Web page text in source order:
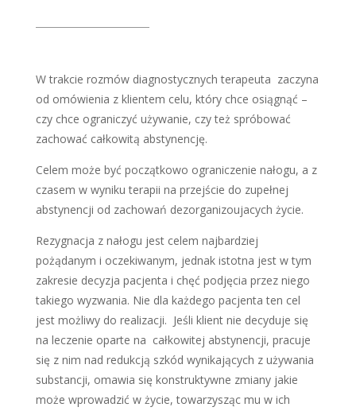
W trakcie rozmów diagnostycznych terapeuta zaczyna
od omówienia z klientem celu, który chce osiągnąć –
czy chce ograniczyć używanie, czy też spróbować
zachować całkowitą abstynencję.
Celem może być początkowo ograniczenie nałogu, a z
czasem w wyniku terapii na przejście do zupełnej
abstynencji od zachowań dezorganizoujacych życie.
Rezygnacja z nałogu jest celem najbardziej
pożądanym i oczekiwanym, jednak istotna jest w tym
zakresie decyzja pacjenta i chęć podjęcia przez niego
takiego wyzwania. Nie dla każdego pacjenta ten cel
jest możliwy do realizacji. Jeśli klient nie decyduje się
na leczenie oparte na całkowitej abstynencji, pracuje
się z nim nad redukcją szkód wynikających z używania
substancji, omawia się konstruktywne zmiany jakie
może wprowadzić w życie, towarzysząc mu w ich